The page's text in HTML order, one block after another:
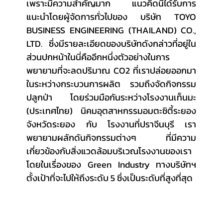
เพราะมีความสำคัญมาก แนวคิดนี้ได้รับการ
แนะนำโดยผู้จัดการทั่วไปของ บริษัท TOYO
BUSINESS ENGINEERING (THAILAND) CO.,
LTD. ซึ่งมีรายละเอียดของบริษัทดังกล่าวที่อยู่ใน
ส่วนปกหน้าในนี่คืออีกหนึ่งตัวอย่างในการ
พยายามที่จะลดปริมาณ CO2 ที่เราปล่อยออกมา
ในระหว่างกระบวนการผลิต รวมถึงจัดกิจกรรม
ปลูกป่า โดยร่วมมือกันระหว่างโรงงานเท็นมะ
(ประเทศไทย) นิคมอุตสาหกรรมอมตะซิตี้ระยอง
จังหวัดระยอง กับ โรงงานที่ปราจีนบุรี เรา
พยายามผลักดันกิจกรรมต่างๆ ที่มีความ
เกี่ยวข้องกับสิ่งแวดล้อมบริเวณโรงงานของเรา
โดยในเรื่องของ Green Industry ทางบริษัทฯ
ตั้งเป้าที่จะไปให้ถึงระดับ 5 ซึ่งเป็นระดับที่สูงที่สุด